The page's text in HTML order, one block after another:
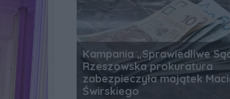
Kampania „Sprawiedliwe
Rzeszowska prokuratura
zabezpieczyła majątek
Świrskiego